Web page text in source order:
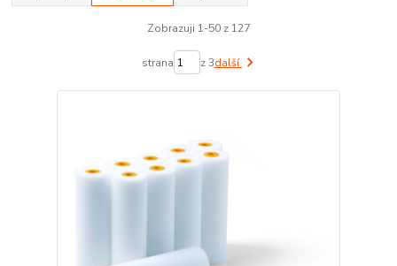
Zobrazuji 1-50 z 127
strana z 3další